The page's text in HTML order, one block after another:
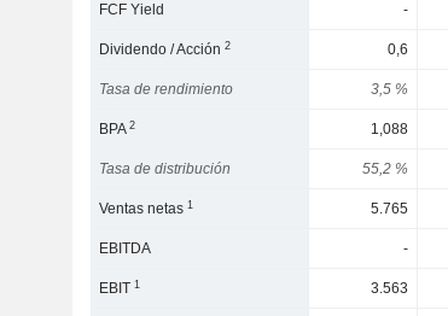
FCF Yield -
Dividendo / Acción2 0,6
Tasa de rendimiento 3,5 %
BPA2 1,088
Tasa de distribución 55,2 %
Ventas netas1 5.765
EBITDA -
EBIT1 3.563